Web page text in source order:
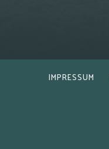
IMPRESSUM